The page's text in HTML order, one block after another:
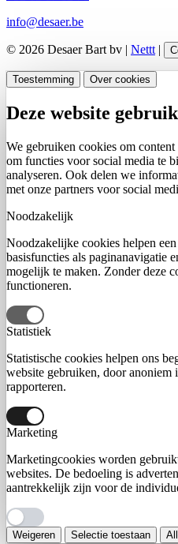
info@desaer.be
© 2026 Desaer Bart bv | Nettt |
Toestemming Over cookies
Deze website
We gebruiken cookies om content
om functies voor social media te
analyseren. Ook delen we
met onze partners voor social
Noodzakelijk
Noodzakelijke cookies helpen
basisfuncties als paginanavigatie
mogelijk te maken. Zonder deze
functioneren.
Statistiek
Statistische cookies helpen ons
website gebruiken, door anoniem
rapporteren.
Marketing
Marketingcookies worden
websites. De bedoeling is
aantrekkelijk zijn voor de
Weigeren Selectie toestaan